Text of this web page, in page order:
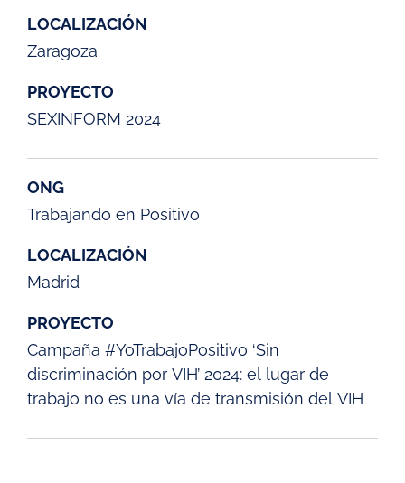
LOCALIZACIÓN
Zaragoza
PROYECTO
SEXINFORM 2024
ONG
Trabajando en Positivo
LOCALIZACIÓN
Madrid
PROYECTO
Campaña #YoTrabajoPositivo ‘Sin
discriminación por VIH’ 2024: el lugar de
trabajo no es una vía de transmisión del VIH